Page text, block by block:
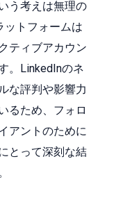
う考えは無理の
ットフォームは
ティブアカウン
。LinkedInのネ
な評判や影響力
るため、フォロ
アントのために
とって深刻な結